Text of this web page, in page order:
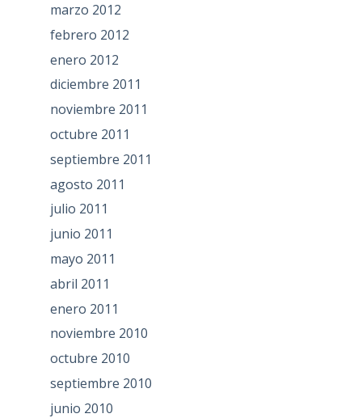
marzo 2012
febrero 2012
enero 2012
diciembre 2011
noviembre 2011
octubre 2011
septiembre 2011
agosto 2011
julio 2011
junio 2011
mayo 2011
abril 2011
enero 2011
noviembre 2010
octubre 2010
septiembre 2010
junio 2010